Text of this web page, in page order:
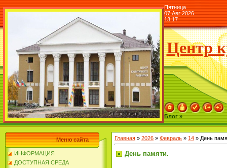
Пятница
07 Авг 2026
13:17
Центр
Блог »
Меню сайта
ИНФОРМАЦИЯ
ДОСТУПНАЯ СРЕДА
Главная » 2026 » Февраль » 14 » День
День памяти.